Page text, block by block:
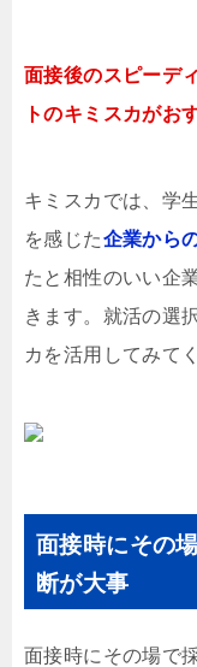
面接後のスピーデ
トのキミスカがお
キミスカでは、学
を感じた企業から
たと相性のいい企
きます。就活の選
カを活用してみて
面接時にその
断が大事
面接時にその場で